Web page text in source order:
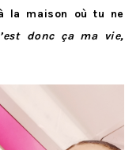
la maison où tu ne
donc ça ma vie,